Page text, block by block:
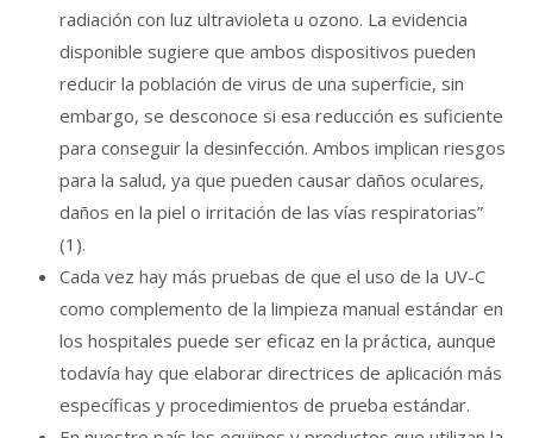
radiación con luz ultravioleta u ozono. La evidencia
disponible sugiere que ambos dispositivos pueden
reducir la población de virus de una superficie, sin
embargo, se desconoce si esa reducción es suficiente
para conseguir la desinfección. Ambos implican riesgos
para la salud, ya que pueden causar daños oculares,
daños en la piel o irritación de las vías respiratorias”
(1).
Cada vez hay más pruebas de que el uso de la UV-C
como complemento de la limpieza manual estándar en
los hospitales puede ser eficaz en la práctica, aunque
todavía hay que elaborar directrices de aplicación más
específicas y procedimientos de prueba estándar.